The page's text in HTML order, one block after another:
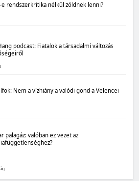
Államadósság
biogazdálkodás
e rendszerkritika nélkül zöldnek lenni?
podcast: Fiatalok a társadalmi változás
Nem a vízhiány a valódi gond a Velencei-
palagáz: valóban ez vezet az